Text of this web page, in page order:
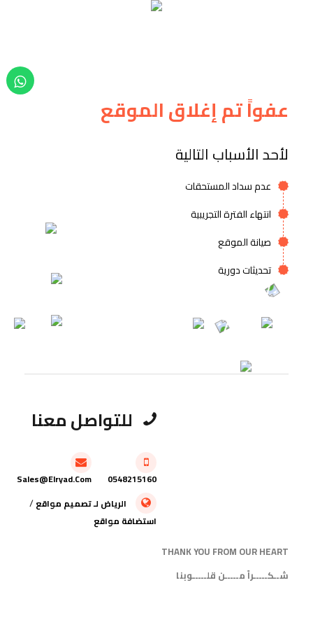
عفواً تم إغلاق الموقع
لأحد الأسباب التالية
عدم سداد المستحقات
انتهاء الفترة التجريبية
صيانة الموقع
تحديثات دورية
للتواصل معنا
0548215160
Sales@elryad.com
الرياض لـتصميم مواقع/
استضافة مواقع
THANK YOU FROM OUR HEART
شــكـــــراً مـــــن قلـــــوبنا